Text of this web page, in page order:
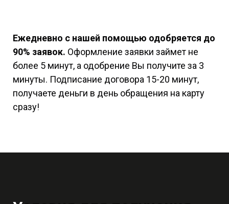
Ежедневно с нашей помощью одобряется до
90% заявок. Оформление заявки займет не
более 5 минут, а одобрение Вы получите за 3
минуты. Подписание договора 15-20 минут,
получаете деньги в день обращения на карту
сразу!